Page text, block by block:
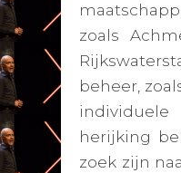
zoals
beheer,
individuele
herijking
zoek zijn